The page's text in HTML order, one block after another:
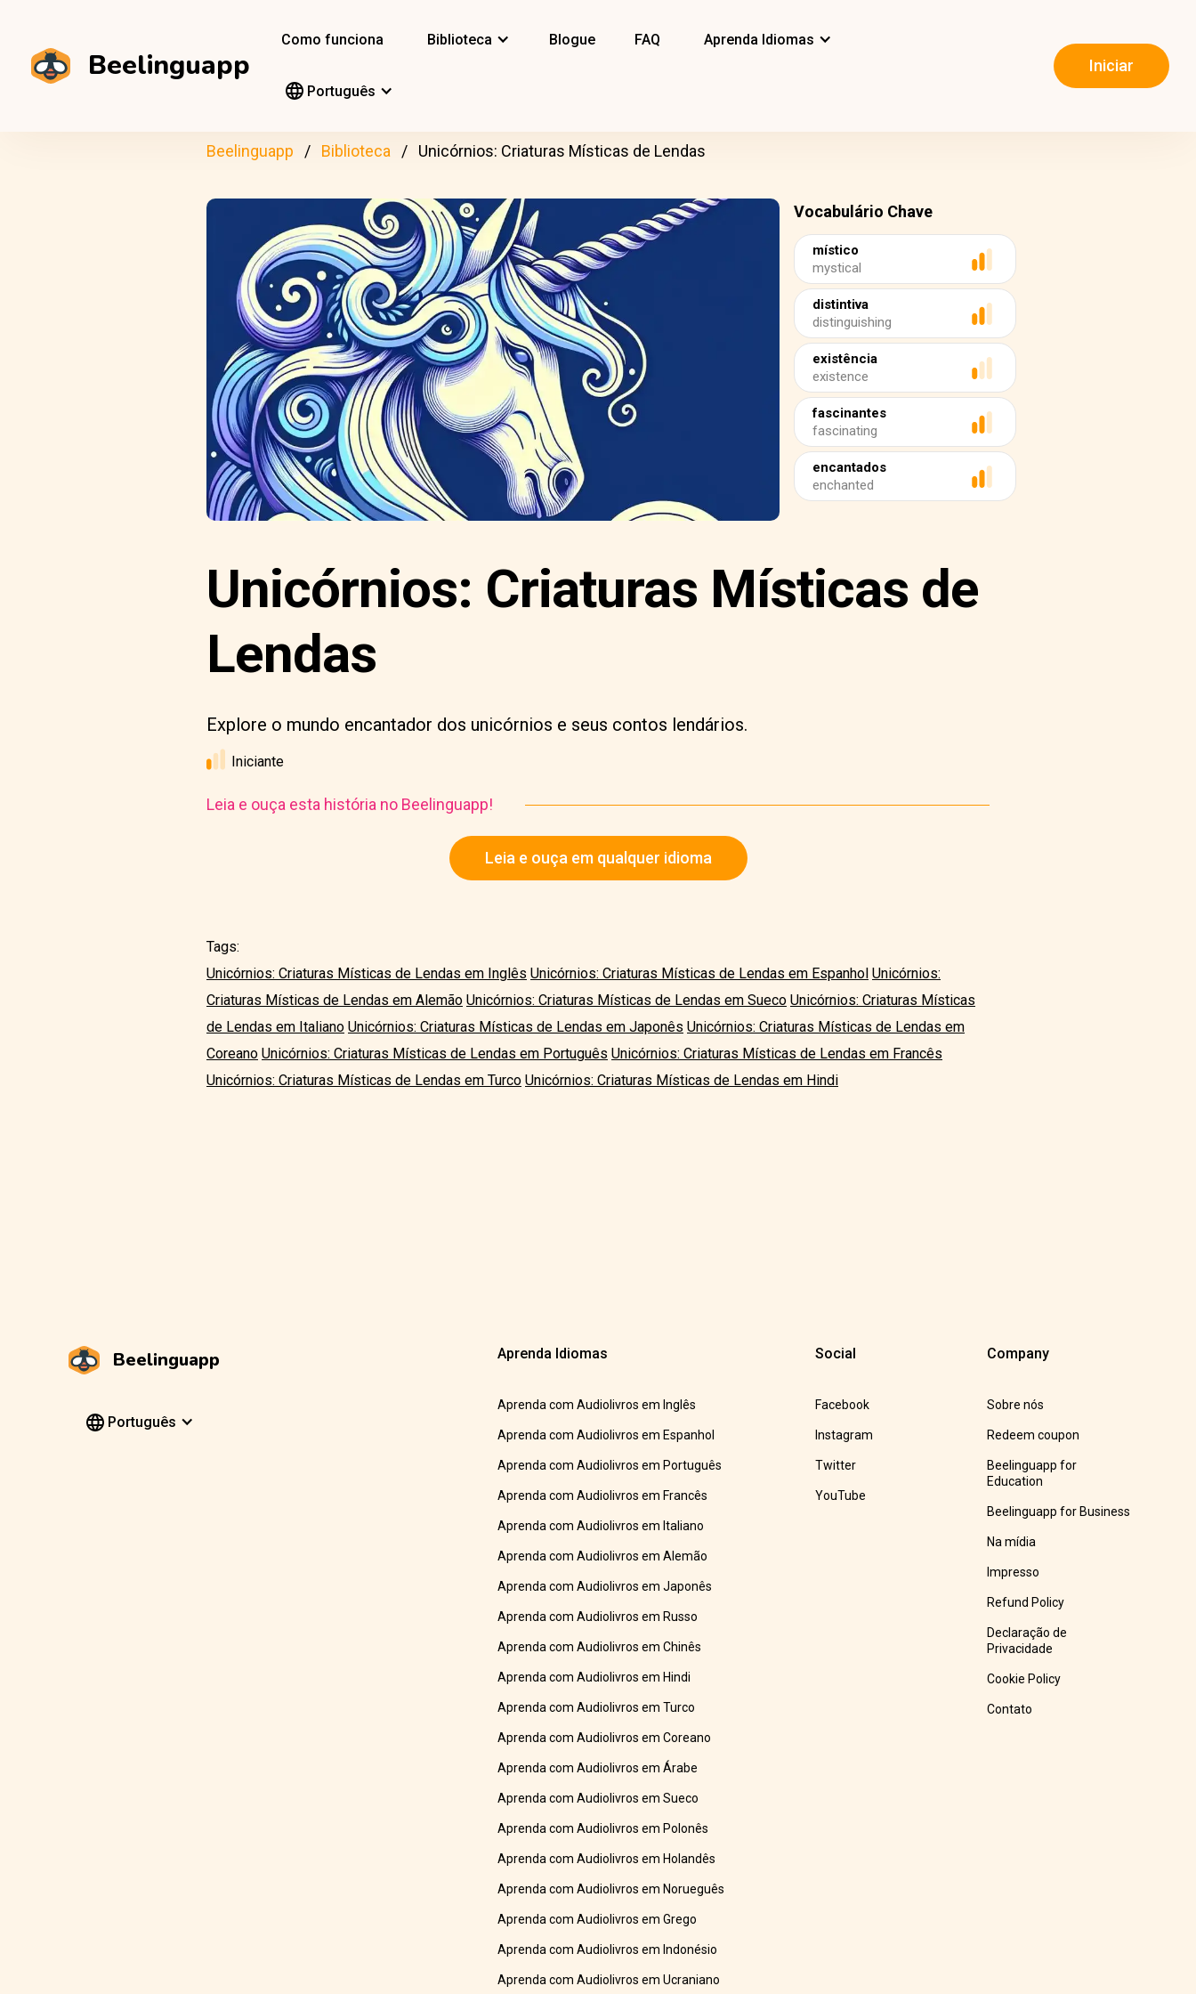
Beelinguapp
Como funciona Biblioteca Blogue FAQ Aprenda Idiomas
Português
Iniciar
Beelinguapp Biblioteca Unicórnios: Criaturas Místicas de Lendas
Vocabulário Chave
místico
mystical
distintiva
distinguishing
existência
existence
fascinantes
fascinating
encantados
enchanted
Unicórnios: Criaturas Místicas de
Lendas
Explore o mundo encantador dos unicórnios e seus contos lendários.
Iniciante
Leia e ouça esta história no Beelinguapp!
Leia e ouça em qualquer idioma
Tags:
Unicórnios: Criaturas Místicas de Lendas em Inglês Unicórnios: Criaturas Místicas de Lendas em Espanhol Unicórnios:
Criaturas Místicas de Lendas em Alemão Unicórnios: Criaturas Místicas de Lendas em Sueco Unicórnios: Criaturas Místicas
de Lendas em Italiano Unicórnios: Criaturas Místicas de Lendas em Japonês Unicórnios: Criaturas Místicas de Lendas em
Coreano Unicórnios: Criaturas Místicas de Lendas em Português Unicórnios: Criaturas Místicas de Lendas em Francês
Unicórnios: Criaturas Místicas de Lendas em Turco Unicórnios: Criaturas Místicas de Lendas em Hindi
Beelinguapp
Português
Aprenda Idiomas
Aprenda com Audiolivros em Inglês
Aprenda com Audiolivros em Espanhol
Aprenda com Audiolivros em Português
Aprenda com Audiolivros em Francês
Aprenda com Audiolivros em Italiano
Aprenda com Audiolivros em Alemão
Aprenda com Audiolivros em Japonês
Aprenda com Audiolivros em Russo
Aprenda com Audiolivros em Chinês
Aprenda com Audiolivros em Hindi
Aprenda com Audiolivros em Turco
Aprenda com Audiolivros em Coreano
Aprenda com Audiolivros em Árabe
Aprenda com Audiolivros em Sueco
Aprenda com Audiolivros em Polonês
Aprenda com Audiolivros em Holandês
Aprenda com Audiolivros em Norueguês
Aprenda com Audiolivros em Grego
Aprenda com Audiolivros em Indonésio
Aprenda com Audiolivros em Ucraniano
Social
Facebook
Instagram
Twitter
YouTube
Company
Sobre nós
Redeem coupon
Beelinguapp for
Education
Beelinguapp for Business
Na mídia
Impresso
Refund Policy
Declaração de
Privacidade
Cookie Policy
Contato